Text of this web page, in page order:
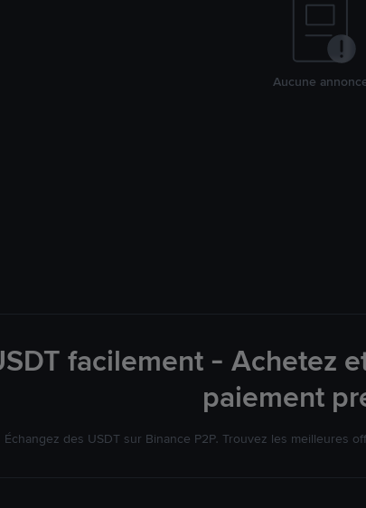
Aucune
facilement - Achetez
paiement
Échangez des USDT sur Binance P2P. Trouvez les meilleures